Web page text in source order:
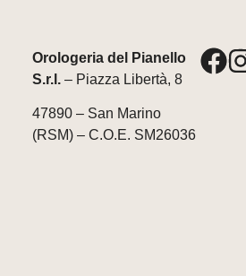
Orologeria del Pianello
S.r.l.– Piazza Libertà, 8
47890 – San Marino
(RSM) – C.O.E. SM26036